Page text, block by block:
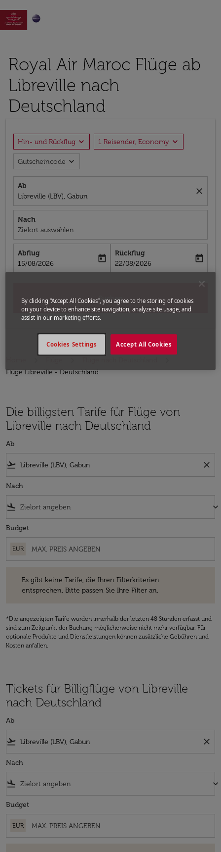

Royal Air Maroc Flüge ab
Libreville nach
Deutschland
Hin- und Rückflug expand_more 1 Reisender, Economy expand_more
Gutscheincode expand_more
Ab
Libreville (LBV), Gabun
close
Nach
Zielort auswählen
Abflug
fc-booking-departure-date-aria-label
15/08/2026
today
Rückflug
fc-booking-return-date-aria-label
22/08/2026
today
Suchen
Flüge Libreville - Deutschland
Die billigsten Tarife für Flüge von
Libreville nach Deutschland
Ab
flight_takeoff close
Nach
flight_land keyboard_arrow_down
Budget
EUR
Es gibt keine Tarife, die Ihren Filterkriterien
entsprechen. Bitte passen Sie Ihre Filter an.
*Die angezeigten Tarife wurden innerhalb der letzten 48 Stunden erfasst und
sind zum Zeitpunkt der Buchung möglicherweise nicht mehr verfügbar. Für
optionale Produkte und Dienstleistungen können zusätzliche Gebühren und
Kosten anfallen.
Tickets für Billigflüge von Libreville
nach Deutschland
Ab
flight_takeoff close
Nach
flight_land keyboard_arrow_down
Budget
EUR
By clicking “Accept All Cookies”, you agree to the storing of cookies
on your device to enhance site navigation, analyze site usage, and
assist in our marketing efforts.
Accept All Cookies
Cookies Settings